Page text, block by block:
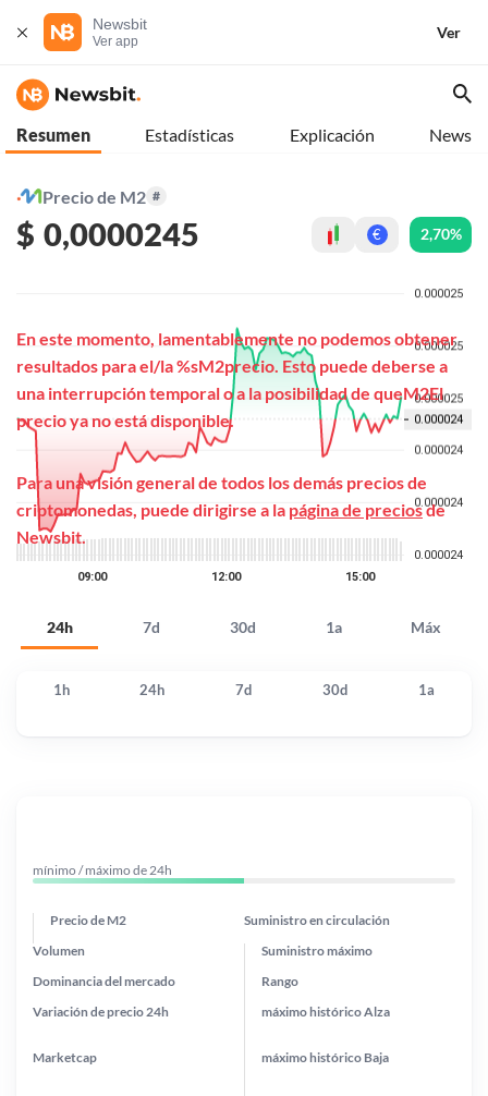
Newsbit
Ver app
Ver
Resumen Estadísticas Explicación News
Precio de M2 #
$ 0,0000245 € 2,70%
24h 7d 30d 1a Máx
En este momento, lamentablemente no podemos obtener
resultados para el/la %sM2precio. Esto puede deberse a
una interrupción temporal o a la posibilidad de queM2El
precio ya no está disponible.
Para una visión general de todos los demás precios de
criptomonedas, puede dirigirse a la página de preciosde
Newsbit.
1h 24h 7d 30d 1a
mínimo / máximo de 24h
Precio de M2 Suministro en circulación
Variación de precio 24h
Suministro máximo
Dominancia del mercado
Marketcap
Volumen
Rango
máximo históricoAlza
máximo histórico Baja